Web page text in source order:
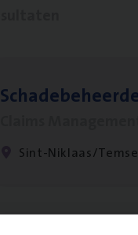
Sint-Niklaas/Temse